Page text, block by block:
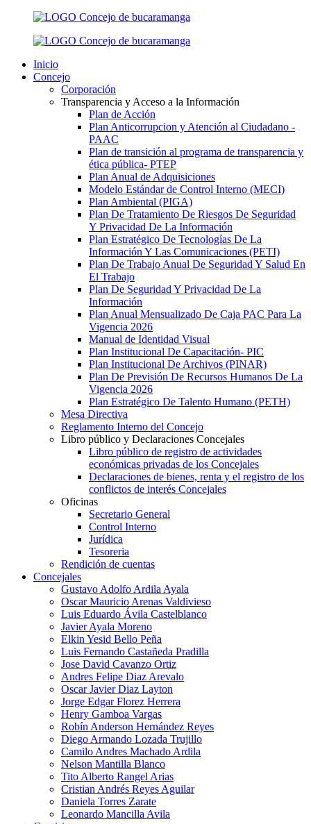
Inicio
Concejo
Corporación
Transparencia y Acceso a la Información
Plan de Acción
Plan Anticorrupcion y Atención al Ciudadano -
PAAC
Plan de transición al programa de transparencia y
ética pública- РТЕР
Plan Anual de Adquisiciones
Modelo Estándar de Control Interno (MECI)
Plan Ambiental (PIGA)
Plan De Tratamiento De Riesgos De Seguridad
Y Privacidad De La Información
Plan Estratégico De Tecnologías De La
Información Y Las Comunicaciones (PETI)
Plan De Trabajo Anual De Seguridad Y Salud En
El Trabajo
Plan De Seguridad Y Privacidad De La
Información
Plan Anual Mensualizado De Caja PAC Para La
Vigencia 2026
Manual de Identidad Visual
Plan Institucional De Capacitación- PIC
Plan Institucional De Archivos (PINAR)
Plan De Previsión De Recursos Humanos De La
Vigencia 2026
Plan Estratégico De Talento Humano (PETH)
Mesa Directiva
Reglamento Interno del Concejo
Libro público y Declaraciones Concejales
Libro público de registro de actividades
económicas privadas de los Concejales
Declaraciones de bienes, renta y el registro de los
conflictos de interés Concejales
Oficinas
Secretario General
Control Interno
Jurídica
Tesoreria
Rendición de cuentas
Concejales
Gustavo Adolfo Ardila Ayala
Oscar Mauricio Arenas Valdivieso
Luis Eduardo Ávila Castelblanco
Javier Ayala Moreno
Elkin Yesid Bello Peña
Luis Fernando Castañeda Pradilla
Jose David Cavanzo Ortiz
Andres Felipe Diaz Arevalo
Oscar Javier Diaz Layton
Jorge Edgar Florez Herrera
Henry Gamboa Vargas
Robín Anderson Hernández Reyes
Diego Armando Lozada Trujillo
Camilo Andres Machado Ardila
Nelson Mantilla Blanco
Tito Alberto Rangel Arias
Cristian Andrés Reyes Aguilar
Daniela Torres Zarate
Leonardo Mancilla Avila